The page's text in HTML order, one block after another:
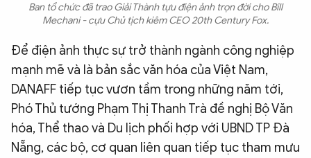
Ban tổ chức đã trao Giải Thành tựu điện ảnh trọn đời cho Bill
Mechani - cựu Chủ tịch kiêm CEO 20th Century Fox.
Để điện ảnh thực sự trở thành ngành công nghiệp
mạnh mẽ và là bản sắc văn hóa của Việt Nam,
DANAFF tiếp tục vươn tầm trong những năm tới,
Phó Thủ tướng Phạm Thị Thanh Trà đề nghị Bộ Văn
hóa, Thể thao và Du lịch phối hợp với UBND TP Đà
Nẵng, các bộ, cơ quan liên quan tiếp tục tham mưu